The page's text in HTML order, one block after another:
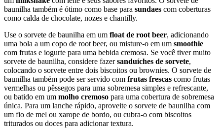
baunilha também é ótimo como base para sundaes com coberturas
como calda de chocolate, nozes e chantilly.
Use o sorvete de baunilha em um float de root beer, adicionando
uma bola a um copo de root beer, ou misture-o em um smoothie
com frutas e iogurte para uma bebida cremosa. Se você tiver muito
sorvete de baunilha, considere fazersanduíches de sorvete,
colocando o sorvete entre dois biscoitos ou brownies. O sorvete de
baunilha também pode ser servido com frutas frescas como frutas
vermelhas ou pêssegos para uma sobremesa simples e refrescante,
ou batido em um molho cremoso para uma cobertura de sobremesa
única. Para um lanche rápido, aproveite o sorvete de baunilha com
um fio de mel ou xarope de bordo, ou cubra-o com biscoitos
triturados ou doces para adicionar textura.